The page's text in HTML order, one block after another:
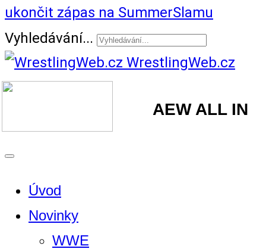
ukončit zápas na SummerSlamu
Vyhledávání...
WrestlingWeb.cz
AEW ALL IN
Úvod
Novinky
WWE